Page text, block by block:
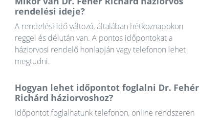
rendelési ideje?
A rendelési idő változó, általában hétköznapokon
reggel és délután van. A pontos időpontokat a
háziorvosi rendelő honlapján vagy telefonon lehet
megtudni.
Hogyan lehet időpontot foglalni Dr. Fehér
Richárd háziorvoshoz?
Időpontot foglalhatunk telefonon, online rendszeren